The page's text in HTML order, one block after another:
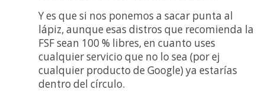
Y es que si nos ponemos a sacar punta al
lápiz, aunque esas distros que recomienda la
FSF sean 100 % libres, en cuanto uses
cualquier servicio que no lo sea (por ej
cualquier producto de Google) ya estarías
dentro del círculo.